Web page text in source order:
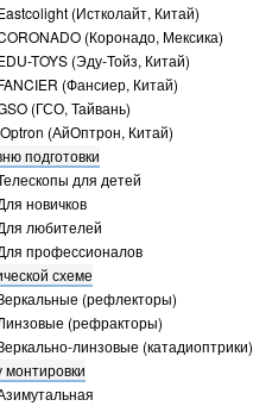
(Истколайт, Китай)
(Коронадо, Мексика)
TOYS (Эду-Тойз, Китай)
(Фансиер, Китай)
(ГСО, Тайвань)
(АйОптрон, Китай)
подготовки
для детей
новичков
любителей
профессионалов
схеме
(рефлекторы)
(рефракторы)
линзовые (катадиоптрики)
монтировки